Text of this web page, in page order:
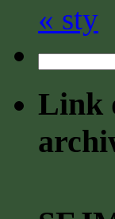
« sty
Link